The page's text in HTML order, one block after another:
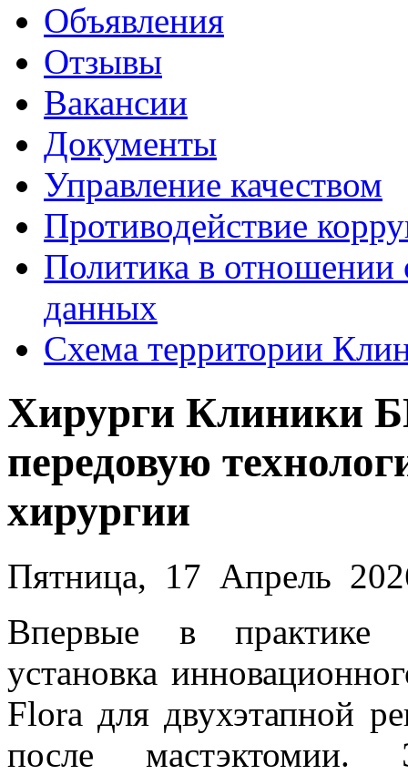
Объявления
Отзывы
Вакансии
Документы
Управление качеством
Противодействие
Политика в отношении
данных
Схема территории
Хирурги Клиники
передовую
хирургии
Пятница, 17 Апрель
Впервые в
установка
Flora для двухэтапной
после мастэктомии.